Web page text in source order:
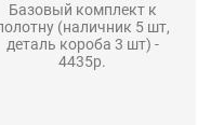
Базовый комплект к
(наличник 5 шт,
деталь короба 3 шт) -
4435р.